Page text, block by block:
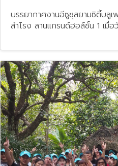
บรรยากาศงานอีซูซุสยามซิตี้บลูเ
สำโรง ลานแกรนด์ฮอล์ชั้น 1 เมื่อ